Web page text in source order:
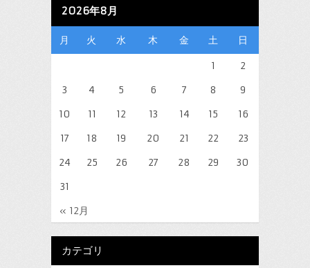
2026年8月
月 火 水 木 金 土 日
« 12月
1
2
3
4 5 6 7 8
9
10
11 12 13 14 15
16
17
18 19 20 21 22
23
24
25 26 27 28 29
30
31
カテゴリ